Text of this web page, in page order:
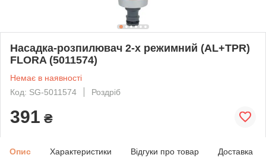
Насадка-розпилювач 2-х режимний (AL+TPR)
FLORA (5011574)
Немає в наявності
Код: SG-5011574
Роздріб
391 ₴
Опис Характеристики Відгуки про товар Доставка